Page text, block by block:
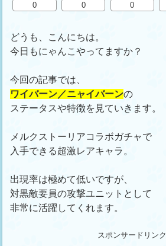
0 0 0
どうも、こんにちは。
今日もにゃんこやってますか？
今回の記事では、
ワイバーン／ニャイバーンの
ステータスや特徴を見ていきます。
メルクストーリアコラボガチャで
入手できる超激レアキャラ。
出現率は極めて低いですが、
対黒敵要員の攻撃ユニットとして
非常に活躍してくれます。
スポンサードリンク